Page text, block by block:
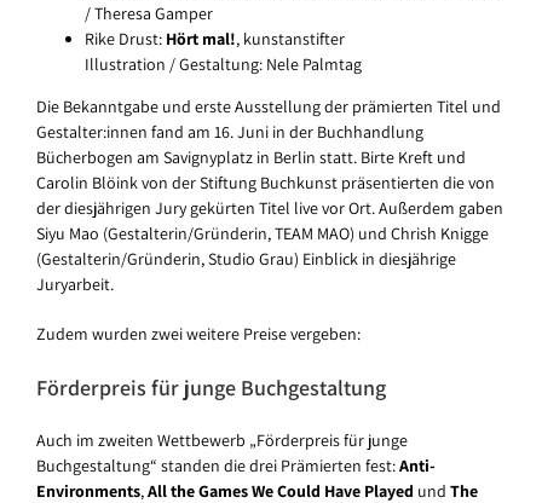
/ Theresa Gamper
Rike Drust: Hört mal!, kunstanstifter
Illustration / Gestaltung: Nele Palmtag
Die Bekanntgabe und erste Ausstellung der prämierten Titel und
Gestalter:innen fand am 16. Juni in der Buchhandlung
Bücherbogen am Savignyplatz in Berlin statt. Birte Kreft und
Carolin Blöink von der Stiftung Buchkunst präsentierten die von
der diesjährigen Jury gekürten Titel live vor Ort. Außerdem gaben
Siyu Mao (Gestalterin/Gründerin, TEAM MAO) und Chrish Knigge
(Gestalterin/Gründerin, Studio Grau) Einblick in diesjährige
Juryarbeit.
Zudem wurden zwei weitere Preise vergeben:
Förderpreis für junge Buchgestaltung
Auch im zweiten Wettbewerb „Förderpreis für junge
Buchgestaltung“ standen die drei Prämierten fest:Anti-
Environments,All the Games We Could Have Played und The